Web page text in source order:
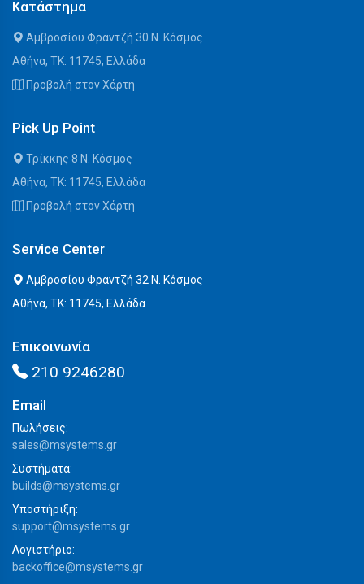
Κατάστημα
Αμβροσίου Φραντζή 30 Ν. Κόσμος
Αθήνα, ΤΚ: 11745, Ελλάδα
Προβολή στον Χάρτη
Pick Up Point
Τρίκκης 8 Ν. Κόσμος
Αθήνα, ΤΚ: 11745, Ελλάδα
Προβολή στον Χάρτη
Service Center
Αμβροσίου Φραντζή 32 Ν. Κόσμος
Αθήνα, ΤΚ: 11745, Ελλάδα
Επικοινωνία
210 9246280
Email
Πωλήσεις:
sales@msystems.gr
Συστήματα:
builds@msystems.gr
Υποστήριξη:
support@msystems.gr
Λογιστήριο:
backoffice@msystems.gr